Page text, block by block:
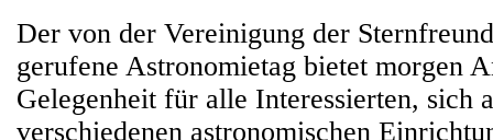
Der von der Vereinigung der
gerufene Astronomietag bietet morgen
Gelegenheit für alle Interessierten, sich
verschiedenen astronomischen